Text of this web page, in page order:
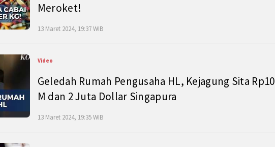
Meroket!
13 Maret 2024, 19:37 WIB
Video
Geledah Rumah Pengusaha HL, Kejagung Sita Rp10
M dan 2 Juta Dollar Singapura
13 Maret 2024, 19:35 WIB